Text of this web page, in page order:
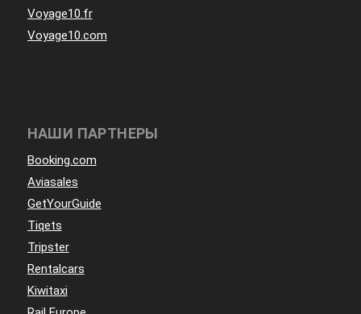
Voyage10.fr
Voyage10.com
НАШИ ПАРТНЕРЫ
Booking.com
Aviasales
GetYourGuide
Tiqets
Tripster
Rentalcars
Kiwitaxi